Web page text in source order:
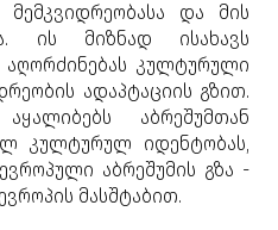
და მის
ის მიზნად ისახავს
კულტურული
ადაპტაციის გზით.
აბრეშუმთან
კულტურულ იდენტობას,
აბრეშუმის გზა -
მასშტაბით.